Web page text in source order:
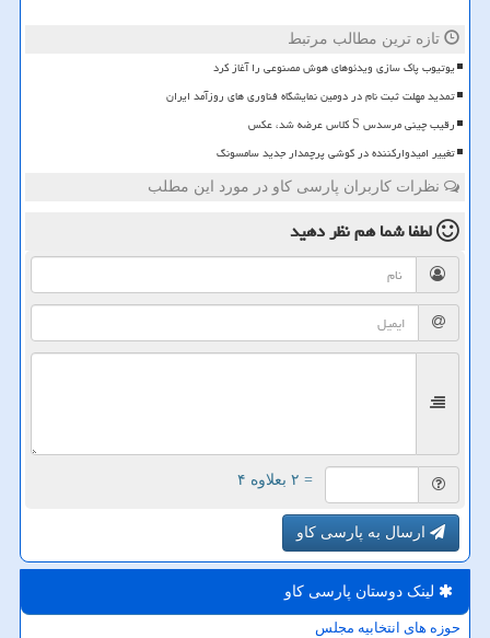
تازه ترین مطالب مرتبط
یوتیوب پاک سازی ویدئوهای هوش مصنوعی را آغاز کرد
تمدید مهلت ثبت نام در دومین نمایشگاه فناوری های روزآمد ایران
رقیب چینی مرسدس S کلاس عرضه شد، عکس
تغییر امیدوارکننده در گوشی پرچمدار جدید سامسونگ
نظرات کاربران پارسی کاو در مورد این مطلب
لطفا شما همنظر دهید
= ۲ بعلاوه ۴
ارسال به پارسی کاو
لینک دوستان پارسی كاو
حوزه های انتخابیه مجلس